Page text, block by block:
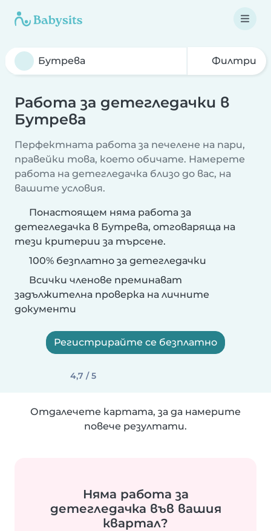
Филтри
Работа за детегледачки в
Бутрева
Перфектната работа за печелене на пари,
правейки това, което обичате. Намерете
работа на детегледачка близо до вас, на
вашите условия.
Понастоящем няма работа за
детегледачка в Бутрева, отговаряща на
тези критерии за търсене.
100% безплатно за детегледачки
Всички членове преминават
задължителна проверка на личните
документи
Регистрирайте се безплатно
4,7 / 5
Отдалечете картата, за да намерите
повече резултати.
Няма работа за
детегледачка във вашия
квартал?